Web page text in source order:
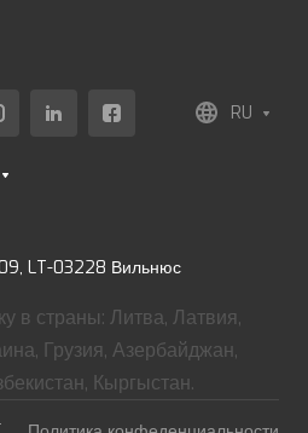
RU
LT-03228 Вильнюс
в страны: Литва, Латвия,
Грузия, Азербайджан,
Кыргыстан.